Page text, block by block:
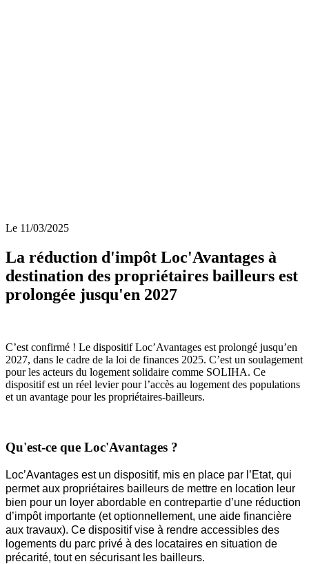
Le 11/03/2025
La réduction d'impôt Loc'Avantages à
destination des propriétaires bailleurs est
prolongée jusqu'en 2027
C’est confirmé ! Le dispositif Loc’Avantages est prolongé jusqu’en
2027, dans le cadre de la loi de finances 2025. C’est un soulagement
pour les acteurs du logement solidaire comme SOLIHA. Ce
dispositif est un réel levier pour l’accès au logement des populations
et un avantage pour les propriétaires-bailleurs.
Qu'est-ce que Loc'Avantages ?
Loc’Avantages est un dispositif, mis en place par l’Etat, qui
permet aux propriétaires bailleurs de mettre en location leur
bien pour un loyer abordable en contrepartie d’une réduction
d’impôt importante (et optionnellement, une aide financière
aux travaux). Ce dispositif vise à rendre accessibles des
logements du parc privé à des locataires en situation de
précarité, tout en sécurisant les bailleurs.